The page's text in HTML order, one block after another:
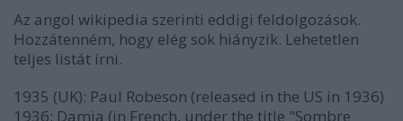
Az angol wikipedia szerinti eddigi feldolgozások.
Hozzátenném, hogy elég sok hiányzik. Lehetetlen
teljes listát írni.
1935 (UK): Paul Robeson (released in the US in 1936)
1936: Damia (in French, under the title "Sombre